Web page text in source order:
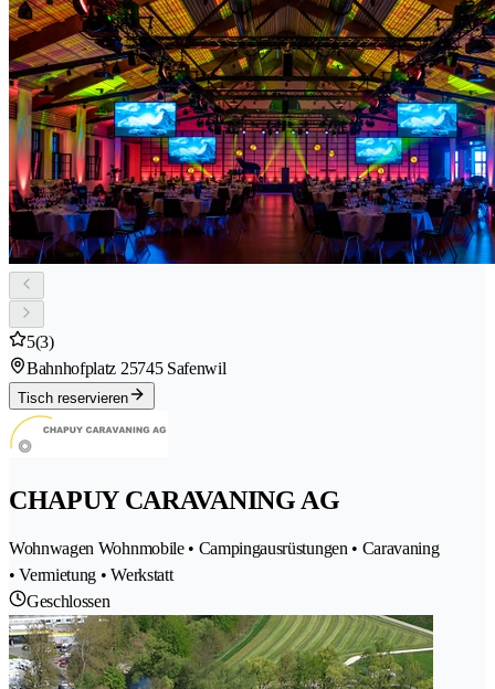
5(3)
Bahnhofplatz 25745 Safenwil
Tisch reservieren
CHAPUY CARAVANING AG
Wohnwagen Wohnmobile • Campingausrüstungen • Caravaning
• Vermietung • Werkstatt
Geschlossen